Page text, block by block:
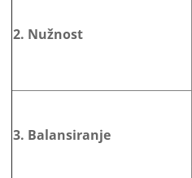
2. Nužnost
3. Balansiranje